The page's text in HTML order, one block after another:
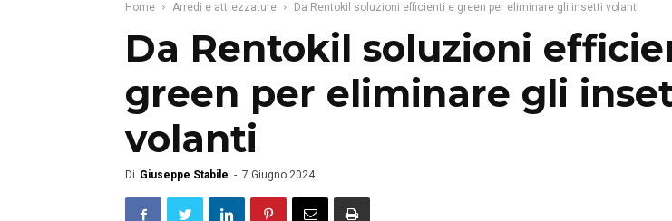
Home Arredi e attrezzature Da Rentokil soluzioni efficienti e green per eliminare gli insetti volanti
Da Rentokil soluzioni
green per eliminare gli
volanti
Di Giuseppe Stabile - 7 Giugno 2024